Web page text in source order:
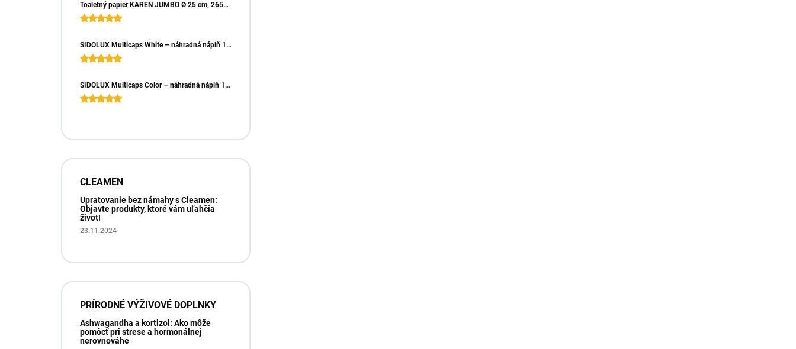
Toaletný papier KAREN JUMBO Ø 25 cm, 265m, 2vrst. (6ks)
SIDOLUX Multicaps White – náhradná náplň 10ks
SIDOLUX Multicaps Color – náhradná náplň 10ks
CLEAMEN
Upratovanie bez námahy s Cleamen:
Objavte produkty, ktoré vám uľahčia
život!
23.11.2024
PRÍRODNÉ VÝŽIVOVÉ DOPLNKY
Ashwagandha a kortizol: Ako môže
pomôcť pri strese a hormonálnej
nerovnováhe